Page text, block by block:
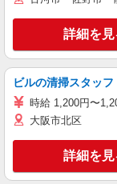
詳細を見
ビルの清掃スタッフ
時給 1,200円〜
大阪市北区
詳細を見